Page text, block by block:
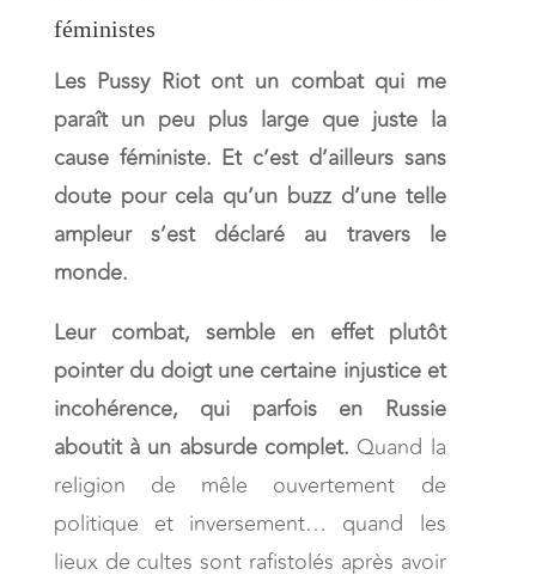
féministes
Les Pussy Riot ont un combat qui me
paraît un peu plus large que juste la
cause féministe. Et c’est d’ailleurs sans
doute pour cela qu’un buzz d’une telle
ampleur s’est déclaré au travers le
monde.
Leur combat, semble en effet plutôt
pointer du doigt une certaine injustice et
incohérence, qui parfois en Russie
aboutit à un absurde complet. Quand la
religion de mêle ouvertement de
politique et inversement… quand les
lieux de cultes sont rafistolés après avoir